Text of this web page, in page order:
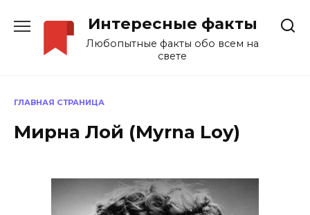
содержанию
Интересные факты
Любопытные факты обо всем на
свете
ГЛАВНАЯ СТРАНИЦА
Мирна Лой (Myrna Loy)